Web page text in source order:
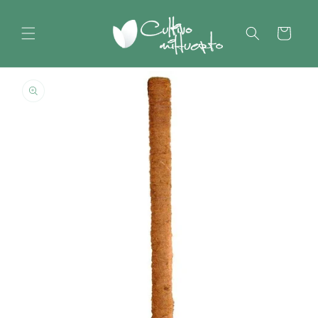
al contenido
Carrito
directamente
información